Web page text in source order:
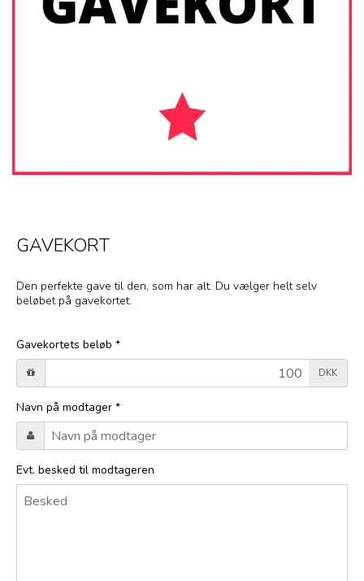
GAVEKORT
Den perfekte gave til den, som har alt. Du vælger helt selv
beløbet på gavekortet.
Gavekortets beløb *
DKK
Navn på modtager *
Evt. besked til modtageren